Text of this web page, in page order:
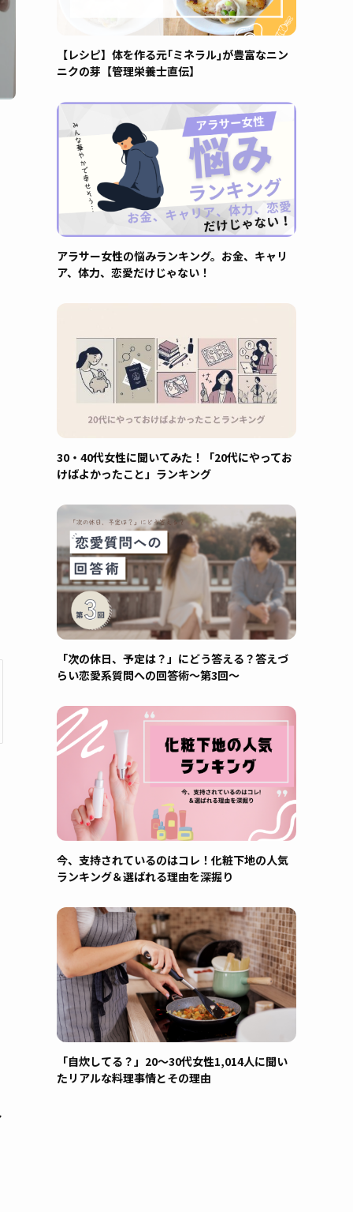
【レシピ】体を作る元｢ミネラル｣が豊富なニン
ニクの芽【管理栄養士直伝】
アラサー女性の悩みランキング。お金、キャリ
ア、体力、恋愛だけじゃない！
30・40代女性に聞いてみた！「20代にやってお
けばよかったこと」ランキング
「次の休日、予定は？」にどう答える？答えづ
らい恋愛系質問への回答術～第3回～
今、支持されているのはコレ！化粧下地の人気
ランキング＆選ばれる理由を深掘り
「自炊してる？」20〜30代女性1,014人に聞い
たリアルな料理事情とその理由